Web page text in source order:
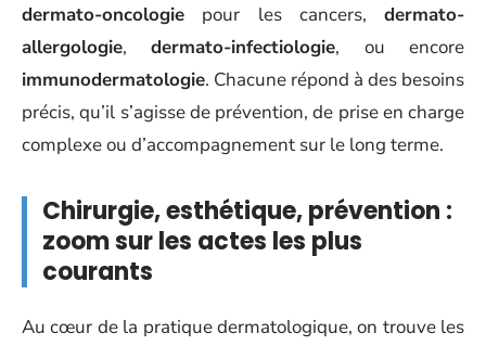
dermato-oncologie pour les cancers, dermato-
allergologie,dermato-infectiologie, ou encore
immunodermatologie. Chacune répond à des besoins
précis, qu’il s’agisse de prévention, de prise en charge
complexe ou d’accompagnement sur le long terme.
Chirurgie, esthétique, prévention :
zoom sur les actes les plus
courants
Au cœur de la pratique dermatologique, on trouve les